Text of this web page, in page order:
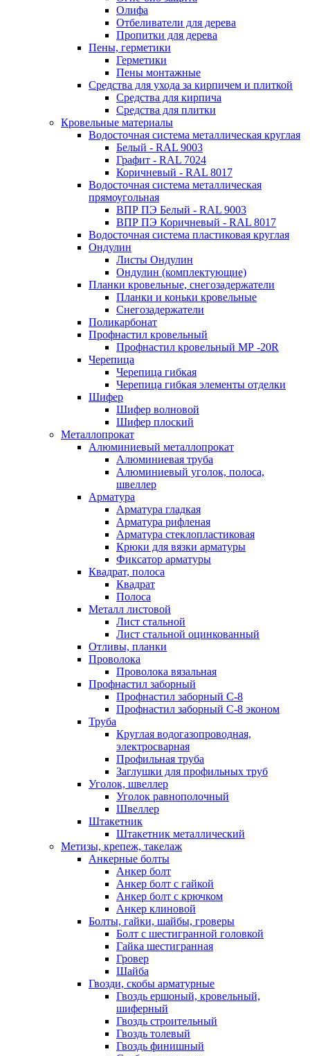
Олифа
Отбеливатели для дерева
Пропитки для дерева
Пены, герметики
Герметики
Пены монтажные
Средства для ухода за кирпичем и плиткой
Средства для кирпича
Средства для плитки
Кровельные материалы
Водосточная система металлическая круглая
Белый - RAL 9003
Графит - RAL 7024
Коричневый - RAL 8017
Водосточная система металлическая
прямоугольная
ВПР ПЭ Белый - RAL 9003
ВПР ПЭ Коричневый - RAL 8017
Водосточная система пластиковая круглая
Ондулин
Листы Ондулин
Ондулин (комплектующие)
Планки кровельные, снегозадержатели
Планки и коньки кровельные
Снегозадержатели
Поликарбонат
Профнастил кровельный
Профнастил кровельный МР -20R
Черепица
Черепица гибкая
Черепица гибкая элементы отделки
Шифер
Шифер волновой
Шифер плоский
Металлопрокат
Алюминиевый металлопрокат
Алюминиевая труба
Алюминиевый уголок, полоса,
швеллер
Арматура
Арматура гладкая
Арматура рифленая
Арматура стеклопластиковая
Крюки для вязки арматуры
Фиксатор арматуры
Квадрат, полоса
Квадрат
Полоса
Металл листовой
Лист стальной
Лист стальной оцинкованный
Отливы, планки
Проволока
Проволока вязальная
Профнастил заборный
Профнастил заборный С-8
Профнастил заборный С-8 эконом
Труба
Круглая водогазопроводная,
электросварная
Профильная труба
Заглушки для профильных труб
Уголок, швеллер
Уголок равнополочный
Швеллер
Штакетник
Штакетник металлический
Метизы, крепеж, такелаж
Анкерные болты
Анкер болт
Анкер болт с гайкой
Анкер болт с крючком
Анкер клиновой
Болты, гайки, шайбы, гроверы
Болт c шестигранной головкой
Гайка шестигранная
Гровер
Шайба
Гвозди, скобы арматурные
Гвоздь ершоный, кровельный,
шиферный
Гвоздь строительный
Гвоздь толевый
Гвоздь финишный